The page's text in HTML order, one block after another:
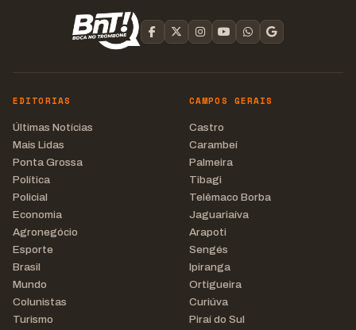
EDITORIAS
Últimas Notícias
Mais Lidas
Ponta Grossa
Política
Policial
Economia
Agronegócio
Esporte
Brasil
Mundo
Colunistas
Turismo
CAMPOS GERAIS
Castro
Carambeí
Palmeira
Tibagi
Telêmaco Borba
Jaguariaíva
Arapoti
Sengés
Ipiranga
Ortigueira
Curiúva
Piraí do Sul